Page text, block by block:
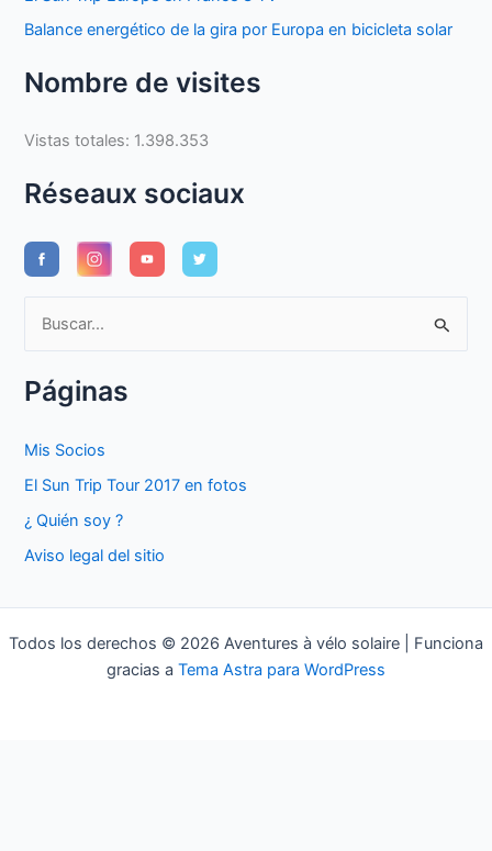
Balance energético de la gira por Europa en bicicleta solar
Nombre de visites
Vistas totales: 1.398.353
Réseaux sociaux
c
o
r
Páginas
Mis Socios
El Sun Trip Tour 2017 en fotos
¿ Quién soy ?
Aviso legal del sitio
Todos los derechos © 2026 Aventures à vélo solaire | Funciona
gracias a Tema Astra para WordPress